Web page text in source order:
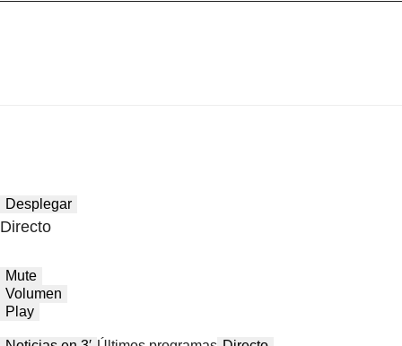
Desplegar
Directo
Mute
Volumen
Play